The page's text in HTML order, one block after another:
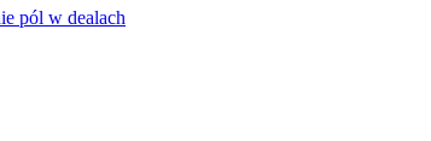
pól w dealach